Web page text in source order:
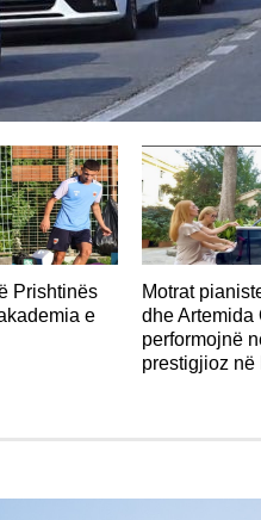
Prishtinës
e
ROMË
Motrat
dhe Artemida
performojnë
prestigjioz në